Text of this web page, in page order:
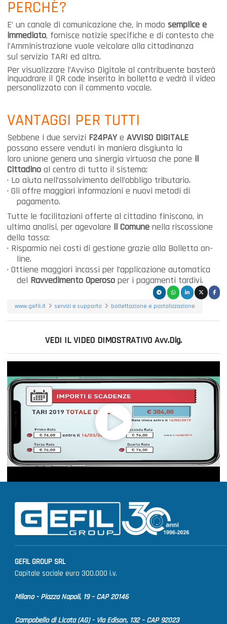
PERCHÈ?
E’ un canale di comunicazione che, in modo semplice e
immediato, fornisce notizie specifiche e di contesto che
l’Amministrazione vuole veicolare alla cittadinanza
sul servizio TARI ed altro.
Per visualizzare l’Avviso Digitale al contribuente basterà
inquadrare il QR code inserito in bolletta e vedrà il video
personalizzato con il commento vocale.
VANTAGGI PER TUTTI
Sebbene i due servizi F24PAYe AVVISO DIGITALE
possano essere venduti in maniera disgiunta la
loro unione genera una sinergia virtuosa che pone il
Cittadino al centro di tutto il sistema:
· Lo aiuta nell’assolvimento dell’obbligo tributario.
· Gli offre maggiori informazioni e nuovi metodi di
pagamento.
Tutte le facilitazioni offerte al cittadino finiscono, in
ultima analisi, per agevolare il Comune nella riscossione
della tassa:
· Risparmio nei costi di gestione grazie alla Bolletta on-
line.
· Ottiene maggiori incassi per l’applicazione automatica
del Ravvedimento Operoso per i pagamenti tardivi.
www.gefil.it servizi e supporto bollettazione e postalizzazione
VEDI IL VIDEO DIMOSTRATIVO Avv.Dig.
GEFIL GROUP SRL
Capitale sociale euro 300.000 i.v.
Milano - Piazza Napoli, 19 – CAP 20146
Campobello di Licata (AG) - Via Edison, 132 – CAP 92023